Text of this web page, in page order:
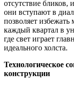
отсутствие бликов,
они вступают в
позволяет
каждый квартал в
где свет играет
идеального холста.
Технологическое
конструкции